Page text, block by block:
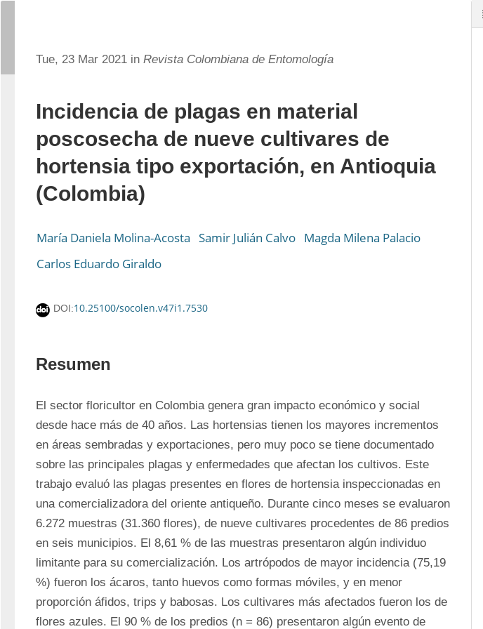
Tue, 23 Mar 2021 in Revista Colombiana de Entomología
Incidencia de plagas en material
poscosecha de nueve cultivares de
hortensia tipo exportación, en Antioquia
(Colombia)
María Daniela Molina-Acosta Samir Julián Calvo Magda Milena Palacio
Carlos Eduardo Giraldo
DOI:10.25100/socolen.v47i1.7530
Resumen
El sector floricultor en Colombia genera gran impacto económico y social
desde hace más de 40 años. Las hortensias tienen los mayores incrementos
en áreas sembradas y exportaciones, pero muy poco se tiene documentado
sobre las principales plagas y enfermedades que afectan los cultivos. Este
trabajo evaluó las plagas presentes en flores de hortensia inspeccionadas en
una comercializadora del oriente antiqueño. Durante cinco meses se evaluaron
6.272 muestras (31.360 flores), de nueve cultivares procedentes de 86 predios
en seis municipios. El 8,61 % de las muestras presentaron algún individuo
limitante para su comercialización. Los artrópodos de mayor incidencia (75,19
%) fueron los ácaros, tanto huevos como formas móviles, y en menor
proporción áfidos, trips y babosas. Los cultivares más afectados fueron los de
flores azules. El 90 % de los predios (n = 86) presentaron algún evento de